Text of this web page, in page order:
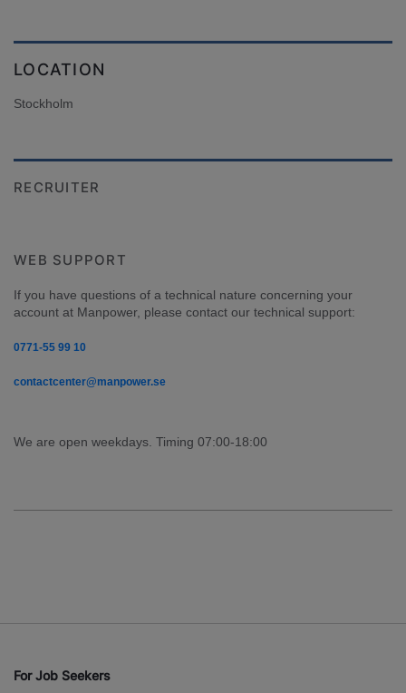
LOCATION
Stockholm
RECRUITER
WEB SUPPORT
If you have questions of a technical nature concerning your
account at Manpower, please contact our technical support:
0771-55 99 10
contactcenter@manpower.se
We are open weekdays. Timing 07:00-18:00
For Job Seekers